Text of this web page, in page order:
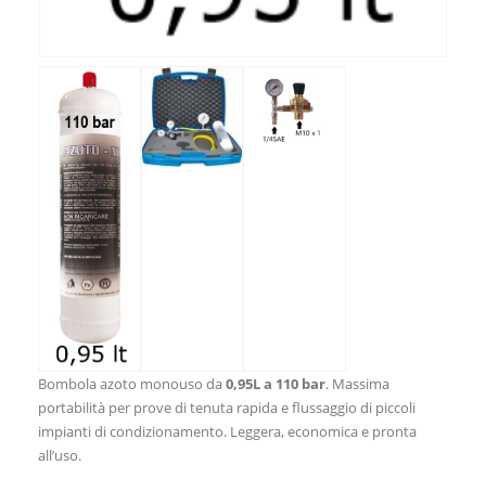
Bombola azoto monouso da0,95L a 110 bar. Massima
portabilità per prove di tenuta rapida e flussaggio di piccoli
impianti di condizionamento. Leggera, economica e pronta
all’uso.